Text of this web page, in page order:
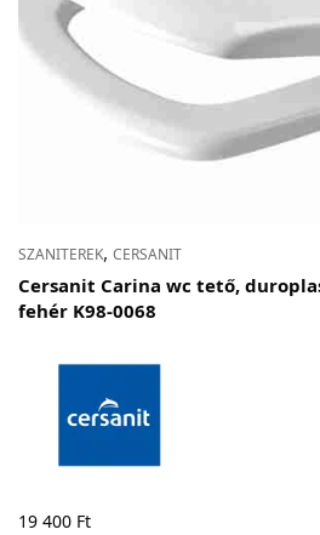
SZANITEREK, CERSANIT
Cersanit Carina wc tető,
fehér K98-0068
19 400 Ft